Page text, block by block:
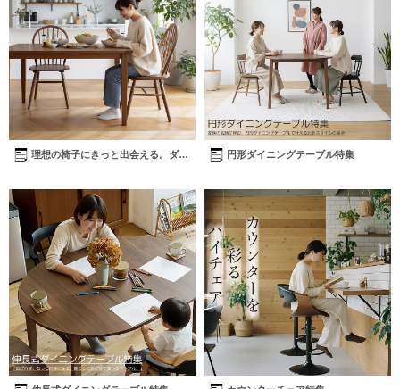
理想の椅子にきっと出会える。ダイ
円形ダイニングテーブル特集